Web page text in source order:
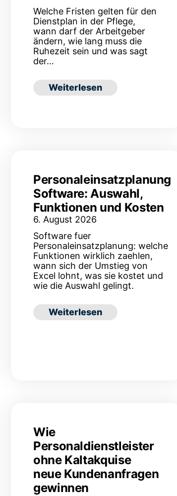
Was in der Pflege erlaubt ist
Welche Fristen gelten für den
Dienstplan in der Pflege,
wann darf der Arbeitgeber
ändern, wie lang muss die
Ruhezeit sein und was sagt
der…
Weiterlesen
: Dienstplan Pflege und
Krankenhaus: Konzept, Stufen und
Personaleinsatzplanung
Software: Auswahl,
Funktionen und Kosten
6. August 2026
Software fuer
Personaleinsatzplanung: welche
Funktionen wirklich zaehlen,
wann sich der Umstieg von
Excel lohnt, was sie kostet und
wie die Auswahl gelingt.
Weiterlesen
: Personaleinsatzplanung
Wie
Personaldienstleister
ohne Kaltakquise
neue Kundenanfragen
gewinnen